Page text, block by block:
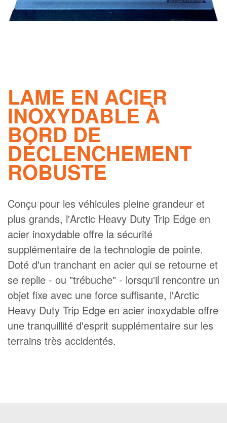
FIND A DEALER
Connexion revendeur
Devenir revendeur
Carrières
English
LAME EN ACIER
INOXYDABLE À
BORD DE
DÉCLENCHEMENT
ROBUSTE
Conçu pour les véhicules pleine grandeur et
plus grands, l'Arctic Heavy Duty Trip Edge en
acier inoxydable offre la sécurité
supplémentaire de la technologie de pointe.
Doté d'un tranchant en acier qui se retourne et
se replie - ou "trébuche" - lorsqu'il rencontre un
objet fixe avec une force suffisante, l'Arctic
Heavy Duty Trip Edge en acier inoxydable offre
une tranquillité d'esprit supplémentaire sur les
terrains très accidentés.